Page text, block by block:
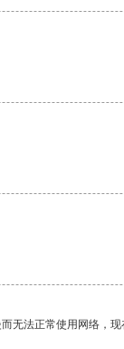
法正常使用网络，现